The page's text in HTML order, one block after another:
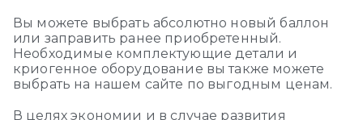
Вы можете выбрать абсолютно новый баллон
или заправить ранее приобретенный.
Необходимые комплектующие детали и
криогенное оборудование вы также можете
выбрать на нашем сайте по выгодным ценам.
В целях экономии и в случае развития